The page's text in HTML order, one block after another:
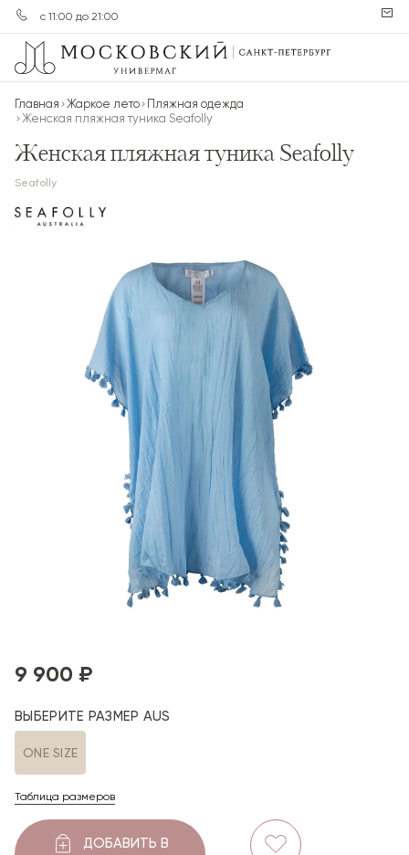
с 11:00 до 21:00
Главная Жаркое лето
Пляжная одежда
Женская пляжная туника Seafolly
Женская пляжная туника Seafolly
Seafolly
9 900 ₽
ВЫБЕРИТЕ РАЗМЕР AUS
ONE SIZE
Таблица размеров
ДОБАВИТЬ В